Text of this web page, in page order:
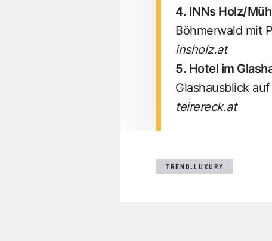
4. INNs Holz/
Böhmerwald mit
insholz.at
5. Hotel im
Glashausblick
teirereck.at
TREND.LUXURY